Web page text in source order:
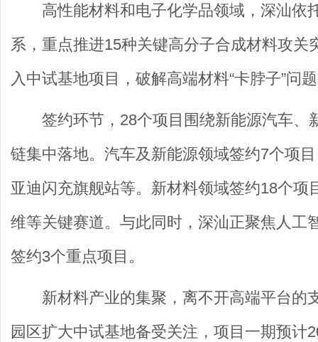
高性能材料和电子化学品领域，深汕依
系，重点推进15种关键高分子合成材料攻
入中试基地项目，破解高端材料“卡脖子”问题
签约环节，28个项目围绕新能源汽车
链集中落地。汽车及新能源领域签约7个项
亚迪闪充旗舰站等。新材料领域签约18个
维等关键赛道。与此同时，深汕正聚焦人工
签约3个重点项目。
新材料产业的集聚，离不开高端平台的
园区扩大中试基地备受关注，项目一期预计